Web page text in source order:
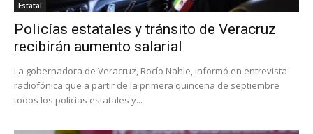
Estatal
Policías estatales y tránsito de Veracruz
recibirán aumento salarial
La gobernadora de Veracruz, Rocío Nahle, informó en entrevista
radiofónica que a partir de la primera quincena de septiembre
todos los policías estatales y...